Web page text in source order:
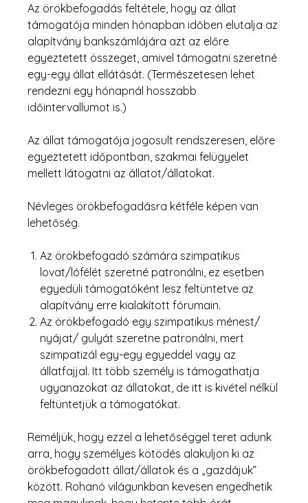
Az örökbefogadás feltétele, hogy az állat
támogatója minden hónapban időben elutalja az
alapítvány bankszámlájára azt az előre
egyeztetett összeget, amivel támogatni szeretné
egy-egy állat ellátását. (Természetesen lehet
rendezni egy hónapnál hosszabb
időintervallumot is.)
Az állat támogatója jogosult rendszeresen, előre
egyeztetett időpontban, szakmai felügyelet
mellett látogatni az állatot/állatokat.
Névleges örökbefogadásra kétféle képen van
lehetőség.
Az örökbefogadó számára szimpatikus
lovat/lófélét szeretné patronálni, ez esetben
egyedüli támogatóként lesz feltüntetve az
alapítvány erre kialakított fórumain.
Az örökbefogadó egy szimpatikus ménest/
nyájat/ gulyát szeretne patronálni, mert
szimpatizál egy-egy egyeddel vagy az
állatfajjal. Itt több személy is támogathatja
ugyanazokat az állatokat, de itt is kivétel nélkül
feltüntetjük a támogatókat.
Reméljük, hogy ezzel a lehetőséggel teret adunk
arra, hogy személyes kötödés alakuljon ki az
örökbefogadott állat/állatok és a „gazdájuk”
között. Rohanó világunkban kevesen engedhetik